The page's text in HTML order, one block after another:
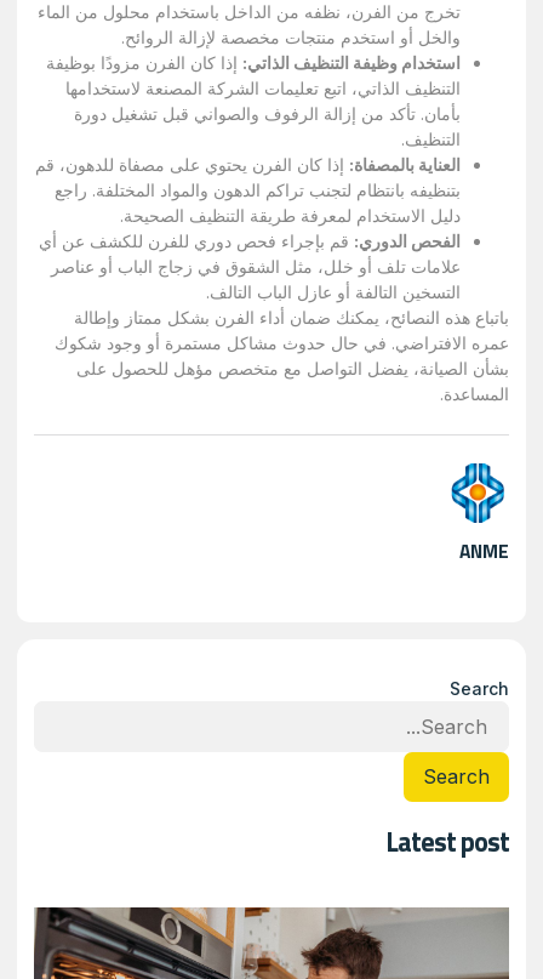
تخرج من الفرن، نظفه من الداخل باستخدام محلول من الماء
والخل أو استخدم منتجات مخصصة لإزالة الروائح.
استخدام وظيفة التنظيف الذاتي: إذا كان الفرن مزودًا بوظيفة
التنظيف الذاتي، اتبع تعليمات الشركة المصنعة لاستخدامها
بأمان. تأكد من إزالة الرفوف والصواني قبل تشغيل دورة
التنظيف.
العناية بالمصفاة: إذا كان الفرن يحتوي على مصفاة للدهون، قم
بتنظيفه بانتظام لتجنب تراكم الدهون والمواد المختلفة. راجع
دليل الاستخدام لمعرفة طريقة التنظيف الصحيحة.
الفحص الدوري: قم بإجراء فحص دوري للفرن للكشف عن أي
علامات تلف أو خلل، مثل الشقوق في زجاج الباب أو عناصر
التسخين التالفة أو عازل الباب التالف.
باتباع هذه النصائح، يمكنك ضمان أداء الفرن بشكل ممتاز وإطالة
عمره الافتراضي. في حال حدوث مشاكل مستمرة أو وجود شكوك
بشأن الصيانة، يفضل التواصل مع متخصص مؤهل للحصول على
المساعدة.
ANME
Search
Search
Latest post